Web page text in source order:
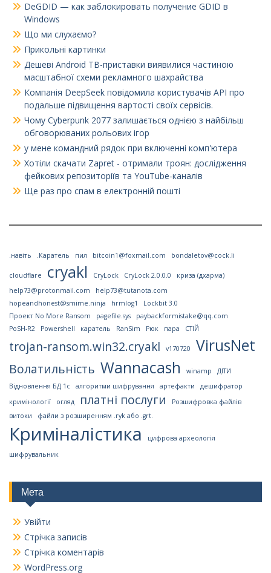
DeGDID — как заблокировать получение GDID в
Windows
Що ми слухаємо?
Прикольні картинки
Дешеві Android ТВ-приставки виявилися частиною
масштабної схеми рекламного шахрайства
Компанія DeepSeek повідомила користувачів API про
подальше підвищення вартості своїх сервісів.
Чому Cyberpunk 2077 залишається однією з найбільш
обговорюваних рольових ігор
у мене командний рядок при включенні комп'ютера
Хотіли скачати Zapret - отримали троян: дослідження
фейкових репозиторіїв та YouTube-каналів
Ще раз про спам в електронній пошті
.навіть .Каратель пил bitcoin1@foxmail.com bondaletov@cock.li
cloudflare cryakl CryLock CryLock 2.0.0.0
криза (дхарма)
help73@protonmail.com
help73@tutanota.com
hopeandhonest@smime.ninja
hrmlog1
Lockbit 3.0
Проект No More Ransom
pagefile.sys
paybackformistake@qq.com
PoSH-R2
Powershell каратель RanSim Рюк пара СТІЙ
trojan-ransom.win32.cryakl v170720 VirusNet
Волатильність Wannacash winamp
ДІТИ
Відновлення БД 1с
алгоритми шифрування артефакти
дешифратор
кримінології
огляд платні послуги
Розшифровка файлів
витоки
файли з розширенням .ryk або .grt.
Криміналістика
цифрова археологія
шифрувальник
Мета
Увійти
Стрічка записів
Стрічка коментарів
WordPress.org